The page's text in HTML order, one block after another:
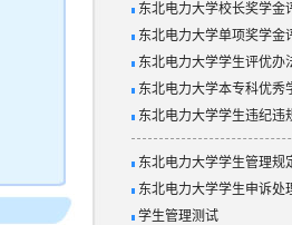
东北电力大学校长奖学金
东北电力大学单项奖学金
东北电力大学学生评优办
东北电力大学本专科优秀
东北电力大学学生违纪违
东北电力大学学生管理规
东北电力大学学生申诉处
学生管理测试